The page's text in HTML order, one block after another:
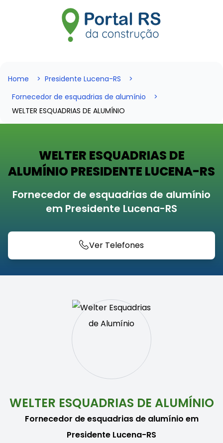
Home
Presidente Lucena-RS
Fornecedor de esquadrias de alumínio
WELTER ESQUADRIAS DE ALUMÍNIO
WELTER ESQUADRIAS DE
ALUMÍNIO PRESIDENTE LUCENA-RS
Fornecedor de esquadrias de alumínio
em Presidente Lucena-RS
Ver Telefones
WELTER ESQUADRIAS DE ALUMÍNIO
Fornecedor de esquadrias de alumínio em
Presidente Lucena-RS